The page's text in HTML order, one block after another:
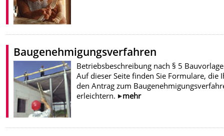
Baugenehmigungsverfahren
Betriebsbeschreibung nach § 5
Auf dieser Seite finden Sie Formulare, die
den Antrag zum
erleichtern.
mehr